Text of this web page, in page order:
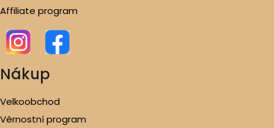
Affiliate program
Nákup
Velkoobchod
Věrnostní program